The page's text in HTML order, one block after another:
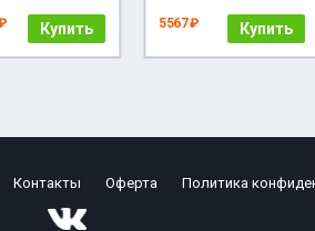
Купить 5567 ₽ Купить
Контакты Оферта Политика